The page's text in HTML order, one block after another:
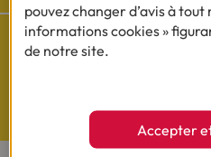
Nos études
pouvez changer d’avis à
informations cookies »
de notre site.
Accepter